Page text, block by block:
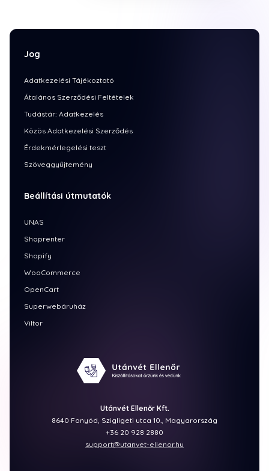
Utánvét Ellenőr Kft.
8640 Fonyód, Szigligeti utca 10., Magyarország
+36 20 928 2880
support@utanvet-ellenor.hu
Jog
Adatkezelési Tájékoztató
Átalános Szerződési Feltételek
Tudástár: Adatkezelés
Közös Adatkezelési Szerződés
Érdekmérlegelési teszt
Szöveggyűjtemény
Beállítási útmutatók
UNAS
Shoprenter
Shopify
WooCommerce
OpenCart
Superwebáruház
Viltor